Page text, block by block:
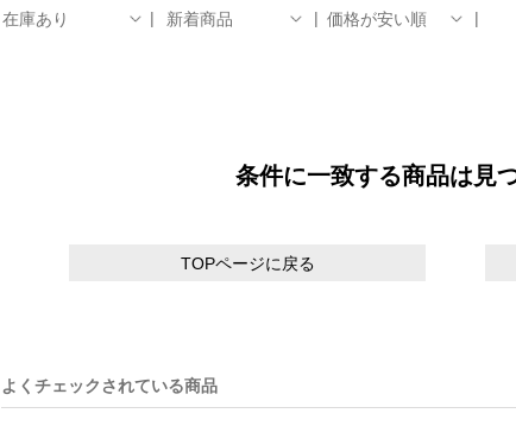
在庫あり 新着商品 価格が安い順
条件に一致する商品は見
TOPページに戻る
よくチェックされている商品